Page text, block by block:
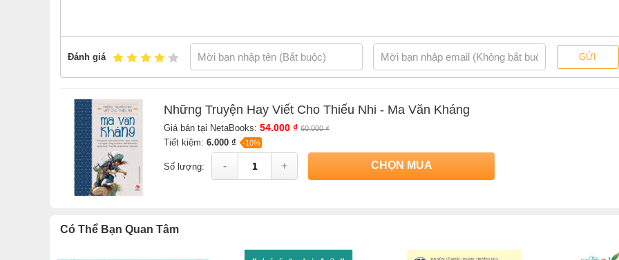
Những Truyện Hay Viết Cho Thiếu Nhi - Ma Văn Kháng của tác giả
, có bán tại Nhà sách online NetaBooks
với ưu đãi Bao sách miễn phí và Gian hàng NetaBooks tại Tiki với ưu đãi Bao sách miễn phí và tặng Bookmark
Đánh giá GỬI
Những Truyện Hay Viết Cho Thiếu Nhi - Ma Văn Kháng
Giá bán tại NetaBooks: 54.000 ₫ 60.000 ₫
Tiết kiệm: 6.000 ₫ -10%
Số lượng: - + CHỌN MUA
Có Thể Bạn Quan Tâm